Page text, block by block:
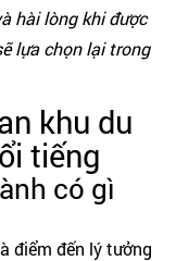
hài lòng khi được
lựa chọn lại trong
khu du
tiếng
có gì
điểm đến lý tưởng